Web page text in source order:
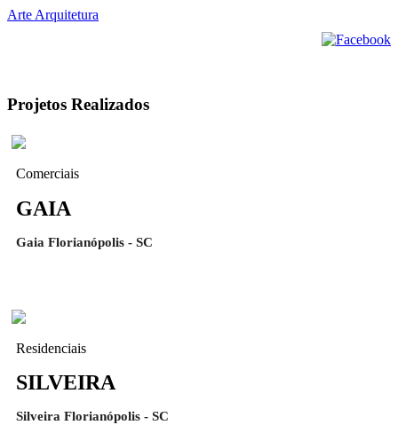
Arte Arquitetura
Projetos Realizados
Comerciais
GAIA
Gaia Florianópolis - SC
Residenciais
SILVEIRA
Silveira Florianópolis - SC